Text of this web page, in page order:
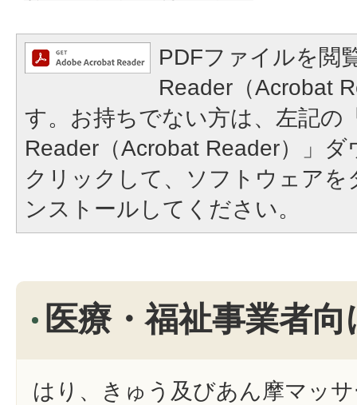
PDFファイルを閲
Reader（Acrobat
す。お持ちでない方は、左記の
Reader（Acrobat Reader）」
クリックして、ソフトウェア
ンストールしてください。
医療・福祉事業者向
はり、きゅう及びあん摩マッ